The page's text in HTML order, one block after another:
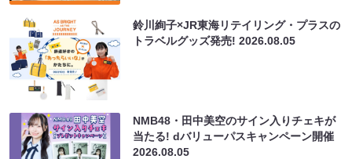
鈴川絢子×JR東海リテイリング・プラスの
トラベルグッズ発売!2026.08.05
NMB48・田中美空のサイン入りチェキが
当たる! dバリューパスキャンペーン開催
2026.08.05